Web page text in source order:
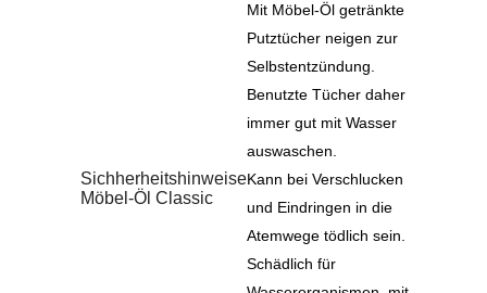
Mit Möbel-Öl getränkte
Putztücher neigen zur
Selbstentzündung.
Benutzte Tücher daher
immer gut mit Wasser
auswaschen.
Sichherheitshinweise
Möbel-Öl Classic
Kann bei Verschlucken
und Eindringen in die
Atemwege tödlich sein.
Schädlich für